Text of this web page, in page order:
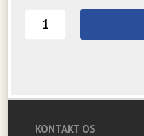
KONTAKT OS